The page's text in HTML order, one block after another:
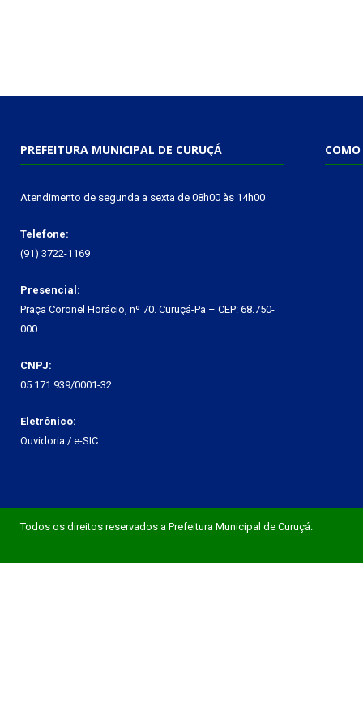
PREFEITURA MUNICIPAL DE CURUÇÁ
Atendimento de segunda a sexta de 08h00 às 14h00
Telefone:
(91) 3722-1169
Presencial:
Praça Coronel Horácio, nº 70. Curuçá-Pa – CEP: 68.750-
000
CNPJ:
05.171.939/0001-32
Eletrônico:
Ouvidoria / e-SIC
COMO
Todos os direitos reservados a Prefeitura Municipal de Curuçá.